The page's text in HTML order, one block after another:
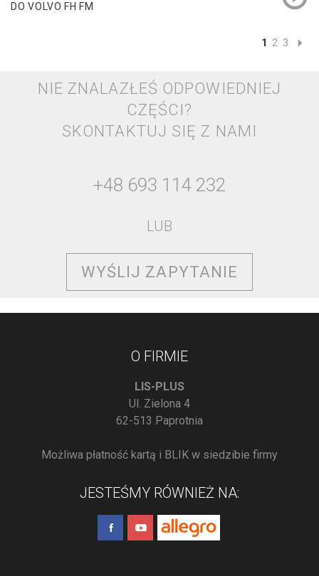
DO VOLVO FH FM
1 2 3
NIE ZNALAZŁEŚ ODPOWIEDNIEJ
CZĘŚCI?
SKONTAKTUJ SIĘ Z NAMI
+48 693 114 232
LUB
WYŚLIJ ZAPYTANIE
O FIRMIE
LIS-PLUS
Ul. Zielona 4
62-513 Paprotnia
Możliwa płatność kartą i BLIK w siedzibie firmy
JESTEŚMY RÓWNIEŻ NA: